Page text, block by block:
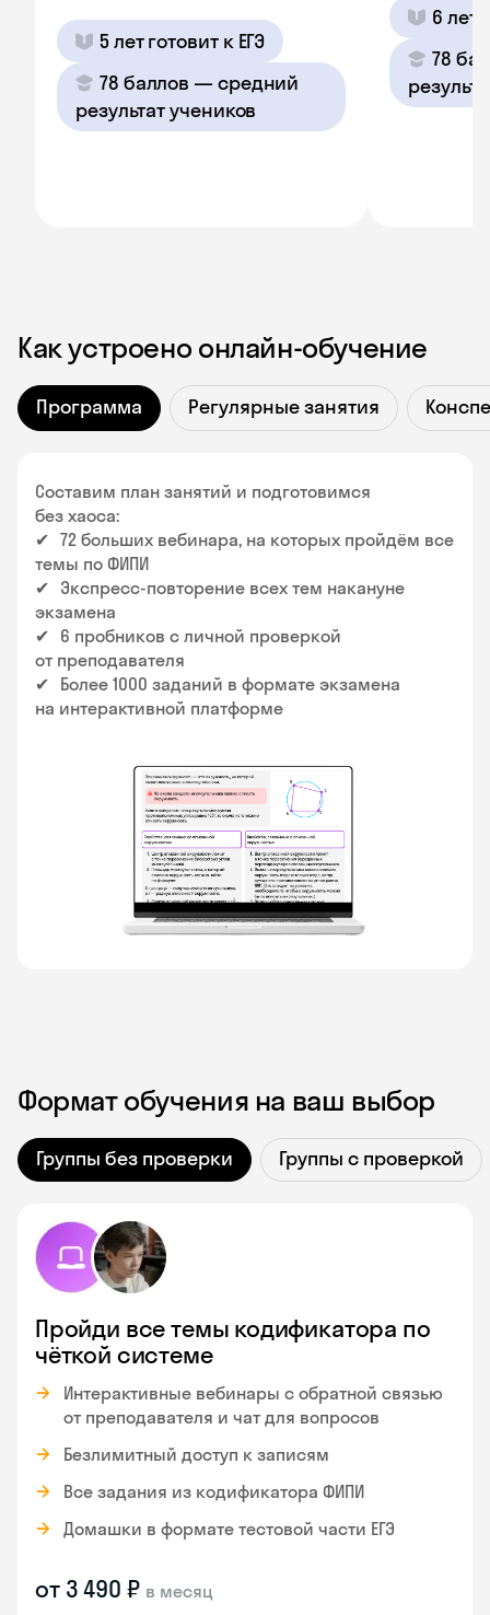
5 лет готовит к ЕГЭ
78 баллов — средний
результат учеников
6 лет
78
Как устроено онлайн-обучение
Программа Регулярные занятия
Составим план занятий и подготовимся
без хаоса:
✔ 72 больших вебинара, на которых пройдём все
темы по ФИПИ
✔ Экспресс-повторение всех тем накануне
экзамена
✔ 6 пробников с личной проверкой
от преподавателя
✔ Более 1000 заданий в формате экзамена
на интерактивной платформе
Формат обучения на ваш выбор
Группы без проверки Группы с проверкой
Пройди все темы кодификатора по
чёткой системе
Интерактивные вебинары с обратной связью
от преподавателя и чат для вопросов
Безлимитный доступ к записям
Все задания из кодификатора ФИПИ
Домашки в формате тестовой части ЕГЭ
от 3 490 ₽ в месяц